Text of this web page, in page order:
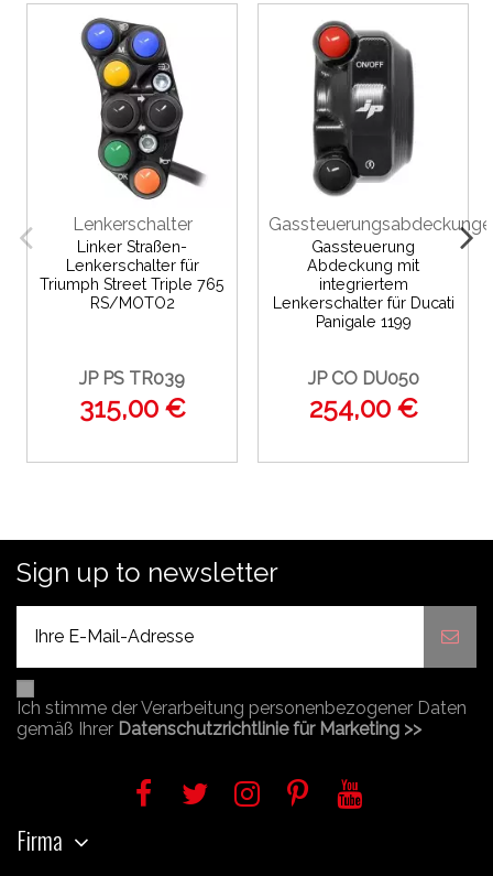
Lenkerschalter
Linker Straßen-
Lenkerschalter für
Triumph Street Triple 765
RS/MOTO2
JP PS TR039
315,00 €
Gassteuerung
Abdeckung mit
integriertem
Lenkerschalter für Ducati
Panigale 1199
JP CO DU050
254,00 €
Sign up to newsletter
Ich stimme der Verarbeitung personenbezogener Daten
gemäß Ihrer Datenschutzrichtlinie für Marketing >>
Firma